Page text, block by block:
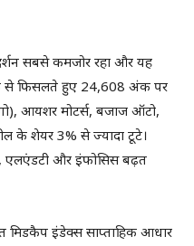
सबसे कमजोर रहा और यह
से फिसलते हुए 24,608 अंक पर
आयशर मोटर्स, बजाज ऑटो,
के शेयर 3% से ज्यादा टूटे।
एलएंडटी और इंफोसिस बढ़त
मिडकैप इंडेक्स साप्ताहिक आधार